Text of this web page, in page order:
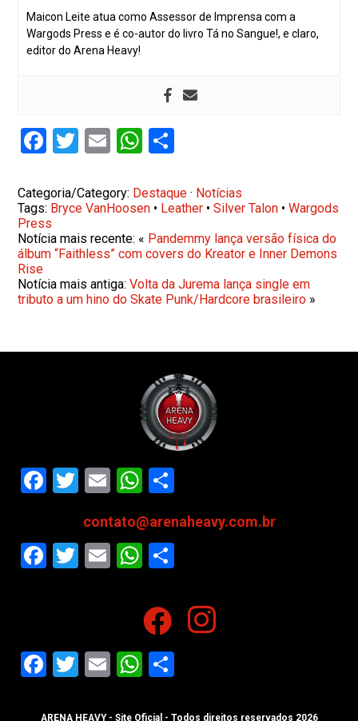
Maicon Leite atua como Assessor de Imprensa com a
Wargods Press e é co-autor do livro Tá no Sangue!, e claro,
editor do Arena Heavy!
Facebook
Twitter
EmailWhatsApp
Categoria/Category: Destaque · Notícias
Tags: Bryce VanHoosen • Leather •Silver Talon •Wargods
Press
Notícia mais recente: « Pandemmy lança versão física do
álbum “Faithless” com covers do Kreator e Inner Demons
Rise
Notícia mais antiga:Volta da Jurema lança single em
tributo a um hino do Skate Punk/Hardcore brasileiro »
Facebook
Twitter
EmailWhatsApp
contato@arenaheavy.com.br
Facebook
Twitter
EmailWhatsApp
Facebook
Twitter
EmailWhatsApp
ARENA HEAVY - Site Oficial - Todos direitos reservados 2026